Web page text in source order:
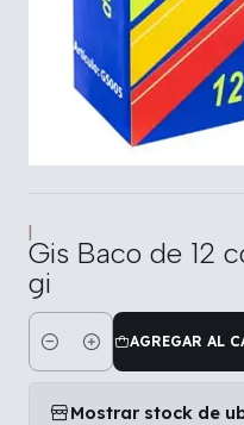
|
Gis Baco de 12
gi
Cantidad
AGREGAR AL
Mostrar stock de